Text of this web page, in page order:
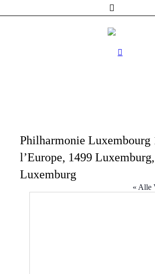
Philharmonie Luxembourg
l’Europe, 1499 Luxemburg,
Luxemburg
« Alle